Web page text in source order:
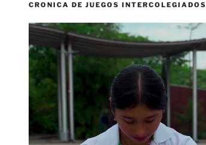
CRONICA DE JUEGOS INTERCOLEGIADOS
Reproductor
vídeo